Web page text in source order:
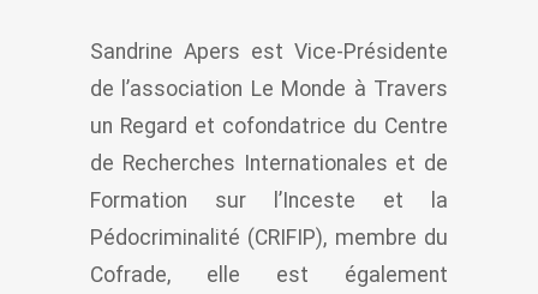
Sandrine Apers est Vice-Présidente
de l’association Le Monde à Travers
un Regard et cofondatrice du Centre
de Recherches Internationales et de
Formation sur l’Inceste et la
Pédocriminalité (CRIFIP), membre du
Cofrade, elle est également